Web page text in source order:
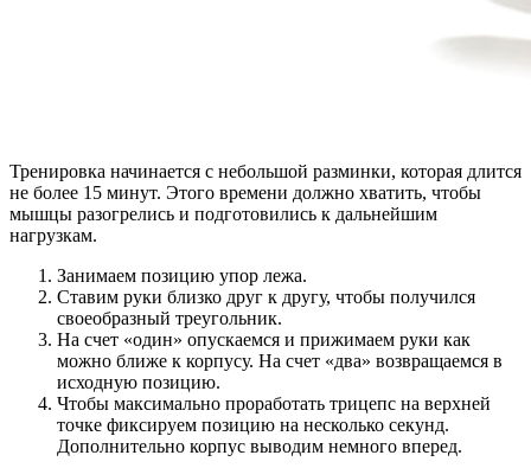
Тренировка начинается с небольшой разминки, которая длится
не более 15 минут. Этого времени должно хватить, чтобы
мышцы разогрелись и подготовились к дальнейшим
нагрузкам.
Занимаем позицию упор лежа.
Ставим руки близко друг к другу, чтобы получился
своеобразный треугольник.
На счет «один» опускаемся и прижимаем руки как
можно ближе к корпусу. На счет «два» возвращаемся в
исходную позицию.
Чтобы максимально проработать трицепс на верхней
точке фиксируем позицию на несколько секунд.
Дополнительно корпус выводим немного вперед.